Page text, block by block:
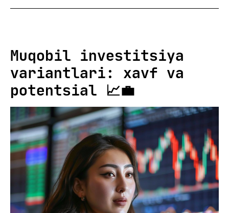
Muqobil investitsiya
variantlari: xavf va
potentsial 📈💼